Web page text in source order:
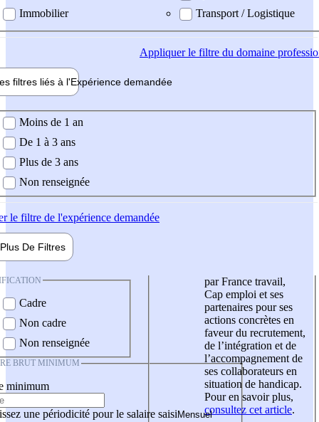
Immobilier
Transport / Logistique
Appliquerle filtre du domaine
filtres liés à l'Expérience demandée
demandée
Moins de 1 an
De 1 à 3 ans
Plus de 3 ans
Non renseignée
le filtre de l'expérience demandée
Plus De Filtres
Cadre
Non cadre
Non renseignée
BRUT MINIMUM
minimum
une périodicité pour le salaire saisi
par France travail,
Cap emploi et ses
partenaires pour ses
actions concrètes en
faveur du recrutement,
de l’intégration et de
l’accompagnement de
ses collaborateurs en
situation de handicap.
Pour en savoir plus,
consultez cet article.